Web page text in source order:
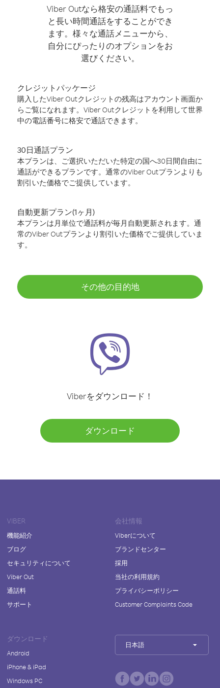
Viber Outなら格安の通話料でもっ
と長い時間通話をすることができ
ます。様々な通話メニューから、
自分にぴったりのオプションをお
選びください。
クレジットパッケージ
購入したViber Outクレジットの残高はアカウント画面か
らご覧になれます。Viber Outクレジットを利用して世界
中の電話番号に格安で通話できます。
30日通話プラン
本プランは、ご選択いただいた特定の国へ30日間自由に
通話ができるプランです。通常のViber Outプランよりも
割引いた価格でご提供しています。
自動更新プラン(1ヶ月)
本プランは月単位で通話料が毎月自動更新されます。通
常のViber Outプランより割引いた価格でご提供していま
す。
その他の目的地
Viberをダウンロード！
ダウンロード
VIBER
機能紹介
ブログ
セキュリティについて
Viber Out
通話料
サポート
会社情報
Viberについて
ブランドセンター
採用
当社の利用規約
プライバシーポリシー
Customer Complaints Code
ダウンロード
Android
iPhone & iPad
Windows PC
日本語